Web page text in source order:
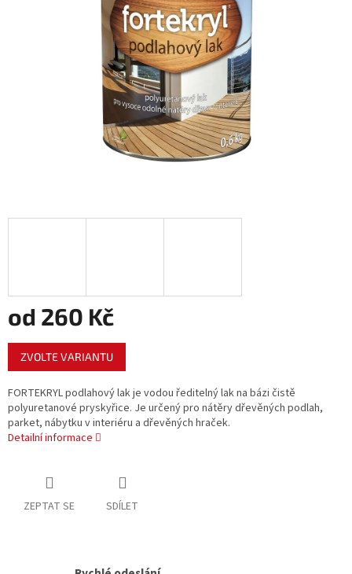
od 260 Kč
Měrná
cena:
ZVOLTE VARIANTU
FORTEKRYL podlahový lak je vodou ředitelný lak na bázi čistě
polyuretanové pryskyřice. Je určený pro nátěry dřevěných podlah,
parket, nábytku v interiéru a dřevěných hraček.
Detailní informace
ZEPTAT SE SDÍLET